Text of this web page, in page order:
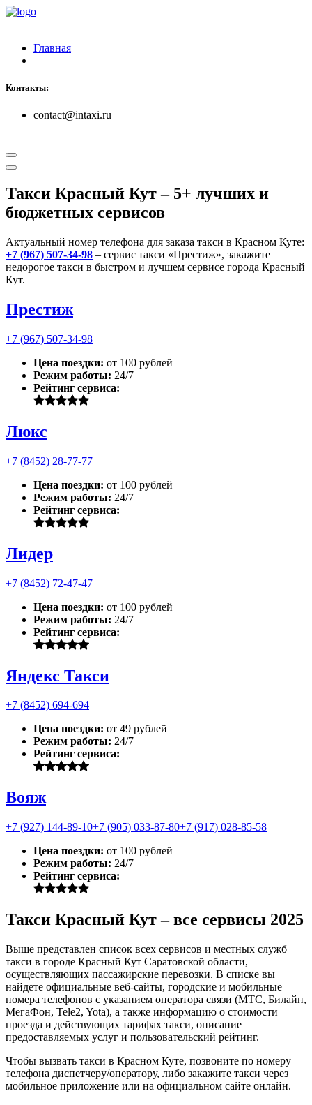
Главная
Контакты:
contact@intaxi.ru
Такси Красный Кут– 5+ лучших и
бюджетных сервисов
Актуальный номер телефона для заказа такси в Красном Куте:
+7 (967) 507-34-98 – сервис такси «Престиж», закажите
недорогое такси в быстром и лучшем сервисе города Красный
Кут.
Престиж
+7 (967) 507-34-98
Цена поездки: от 100 рублей
Режим работы: 24/7
Рейтинг сервиса:
Люкс
+7 (8452) 28-77-77
Цена поездки: от 100 рублей
Режим работы: 24/7
Рейтинг сервиса:
Лидер
+7 (8452) 72-47-47
Цена поездки: от 100 рублей
Режим работы: 24/7
Рейтинг сервиса:
Яндекс Такси
+7 (8452) 694-694
Цена поездки: от 49 рублей
Режим работы: 24/7
Рейтинг сервиса:
Вояж
+7 (927) 144-89-10+7 (905) 033-87-80+7 (917) 028-85-58
Цена поездки: от 100 рублей
Режим работы: 24/7
Рейтинг сервиса:
Такси Красный Кут – все сервисы 2025
Выше представлен список всех сервисов и местных служб
такси в городе Красный Кут Саратовской области,
осуществляющих пассажирские перевозки. В списке вы
найдете официальные веб-сайты, городские и мобильные
номера телефонов с указанием оператора связи (МТС, Билайн,
МегаФон, Tele2, Yota), а также информацию о стоимости
проезда и действующих тарифах такси, описание
предоставляемых услуг и пользовательский рейтинг.
Чтобы вызвать такси в Красном Куте, позвоните по номеру
телефона диспетчеру/оператору, либо закажите такси через
мобильное приложение или на официальном сайте онлайн.